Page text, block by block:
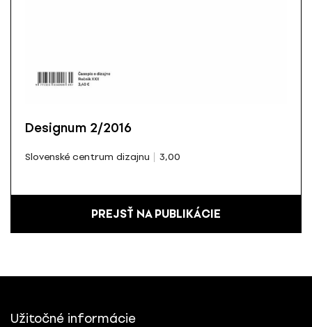
Designum 2/2016
Slovenské centrum dizajnu 3,00
PREJSŤ NA PUBLIKÁCIE
Užitočné informácie